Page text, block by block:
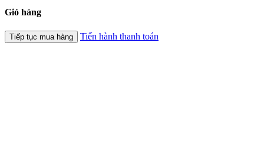
Giỏ hàng
Tiếp tục mua hàng Tiến hành thanh toán